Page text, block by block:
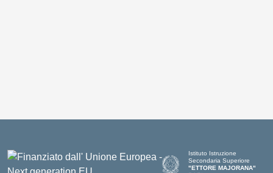
Istituto Istruzione
Secondaria Superiore
"ETTORE MAJORANA"